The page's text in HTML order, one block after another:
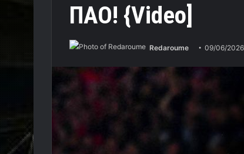
ΠΑΟ! {Video]
Redaroume 09/06/2026